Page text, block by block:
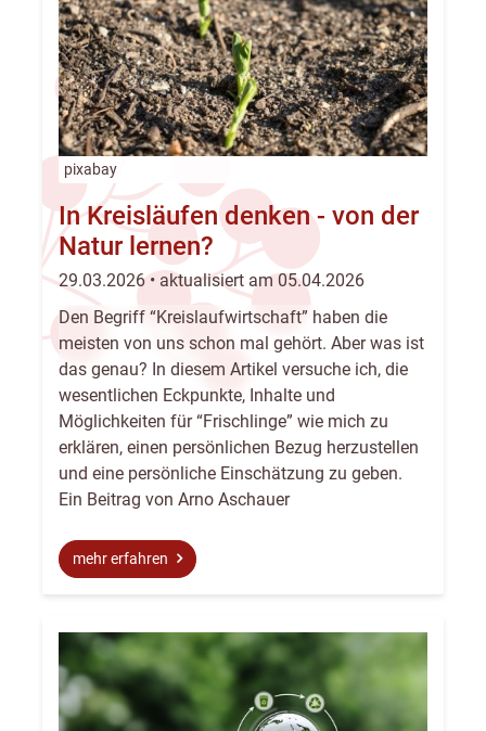
pixabay
In Kreisläufen denken - von der
Natur lernen?
29.03.2026 • aktualisiert am 05.04.2026
Den Begriff “Kreislaufwirtschaft” haben die
meisten von uns schon mal gehört. Aber was ist
das genau? In diesem Artikel versuche ich, die
wesentlichen Eckpunkte, Inhalte und
Möglichkeiten für “Frischlinge” wie mich zu
erklären, einen persönlichen Bezug herzustellen
und eine persönliche Einschätzung zu geben.
Ein Beitrag von Arno Aschauer
mehr erfahren